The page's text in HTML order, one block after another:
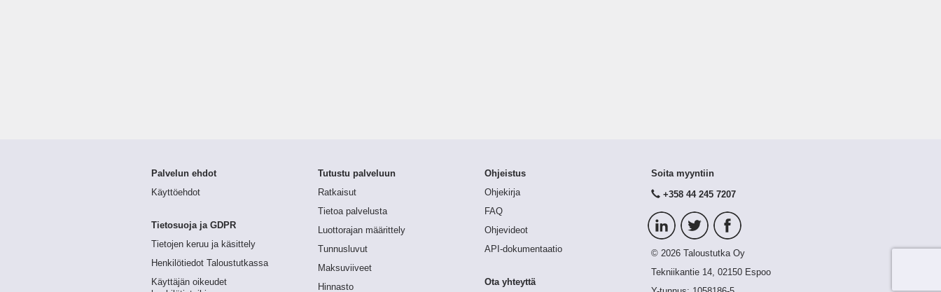
Palvelun ehdot
Käyttöehdot
Tietosuoja ja GDPR
Tietojen keruu ja käsittely
Henkilötiedot Taloustutkassa
Käyttäjän oikeudet
Tutustu palveluun
Ratkaisut
Tietoa palvelusta
Luottorajan määrittely
Tunnusluvut
Maksuviiveet
Hinnasto
Ohjeistus
Ohjekirja
FAQ
Ohjevideot
API-dokumentaatio
Ota yhteyttä
Soita myyntiin
+358 44 245 7207
© 2026 Taloustutka Oy
Tekniikantie 14, 02150 Espoo